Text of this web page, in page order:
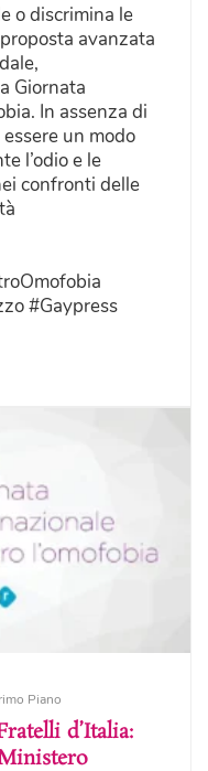
o discrimina le
avanzata
Giornata
In assenza di
un modo
l’odio e le
confronti delle
#Gaypress
Piano
d’Italia: